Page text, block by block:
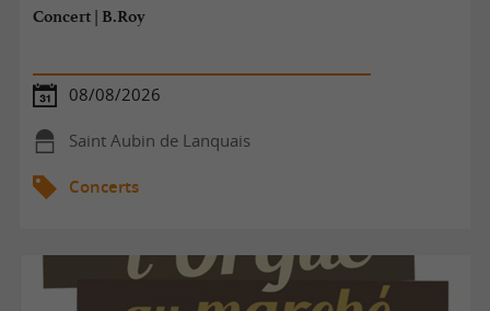
Concert | B.Roy
08/08/2026
Saint Aubin de Lanquais
Concerts